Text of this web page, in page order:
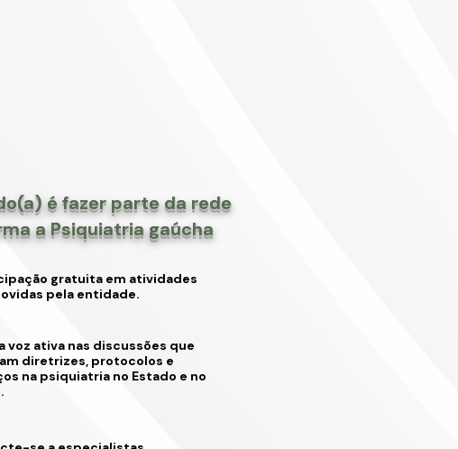
é fazer parte da rede
a Psiquiatria gaúcha
gratuita em atividades
pela entidade.
voz ativa nas discussões que
diretrizes, protocolos e
na psiquiatria no Estado e no